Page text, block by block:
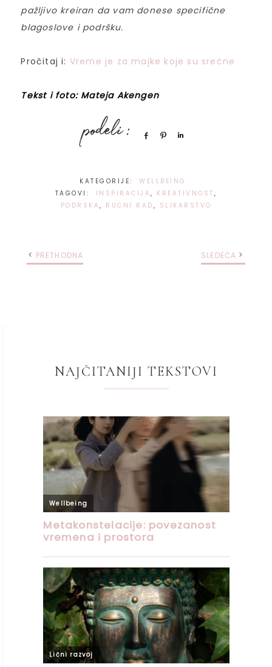
pažljivo kreiran da vam donese specifične
blagoslove i podršku.
Pročitaj i: Vreme je za majke koje su srećne
Tekst i foto: Mateja Akengen
Share Pin
KATEGORIJE:
WELLBEING
TAGOVI:
INSPIRACIJA, KREATIVNOST ,
PODRSKA , RUCNI RAD , SLIKARSTVO
PRETHODNA SLEDEĆA
NAJČITANIJI TEKSTOVI